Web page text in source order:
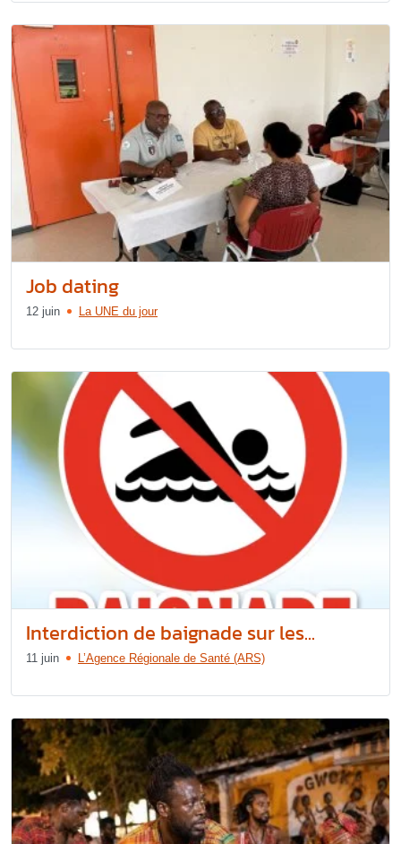
Job dating
12 juin La UNE du jour
Interdiction de baignade sur les...
11 juin L’Agence Régionale de Santé (ARS)